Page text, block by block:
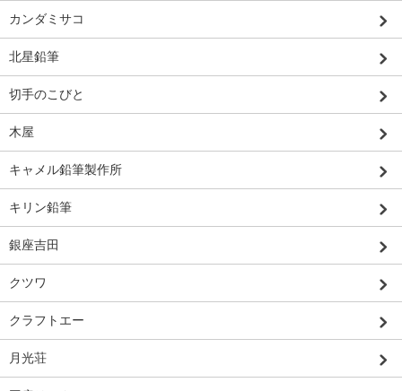
カンダミサコ
北星鉛筆
切手のこびと
木屋
キャメル鉛筆製作所
キリン鉛筆
銀座吉田
クツワ
クラフトエー
月光荘